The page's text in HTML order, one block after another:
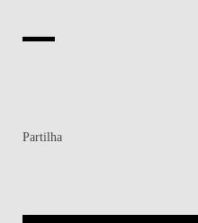
Partilha